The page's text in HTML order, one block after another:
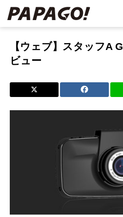
ブログ 【ウェブ】スタ
【ウェブ】スタッフA
ビュー